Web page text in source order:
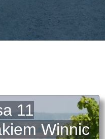
11
Winnic